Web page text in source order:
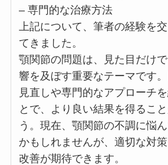
– 専門的な治療方法
上記について、筆者の経験を
てきました。
顎関節の問題は、見た目だけ
響を及ぼす重要なテーマです
見直しや専門的なアプローチ
とで、より良い結果を得るこ
う。現在、顎関節の不調に悩
かもしれませんが、適切な対
改善が期待できます。